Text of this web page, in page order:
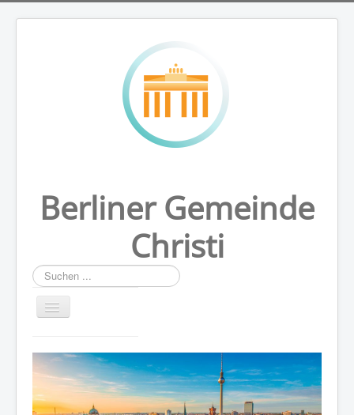
Berliner Gemeinde
Christi
Suchen
...
WER WIR SIND
GOTTESDIENST